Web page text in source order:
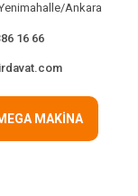
Ankara
16 66
MAKİNA